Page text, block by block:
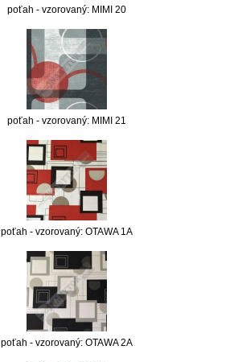
poťah - vzorovaný: MIMI 20
poťah - vzorovaný: MIMI 21
poťah - vzorovaný: OTAWA 1A
poťah - vzorovaný: OTAWA 2A